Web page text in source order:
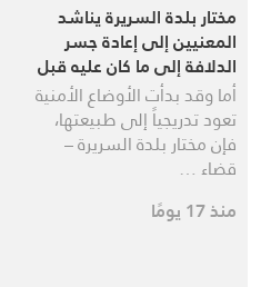
مختار بلدة السريرة يناشد
المعنيين إلى إعادة جسر
الدلافة إلى ما كان عليه قبل
الحرب
أما وقد بدأت الأوضاع الأمنية
تعود تدريجياً إلى طبيعتها،
فإن مختار بلدة السريرة –
قضاء …
منذ 17 يومًا